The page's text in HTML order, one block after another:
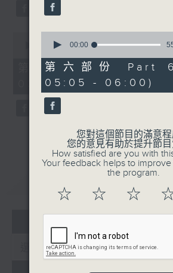
seconds
seconds
00:00
第三部份 Part 3
03:00)
CATCHUP
seconds
55
minutes,
10
seconds
00:00
第六部份 Part
05:05 - 06:00)
您對這個節目的滿意程
您的意見有助於提升節目
How satisfied are you with
Your feedback helps to
the program.
☆ ☆ ☆